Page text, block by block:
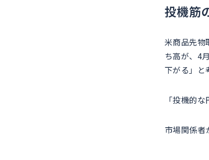
投機筋
米商品先物
ち高が、4
下がる」と
「投機的
市場関係者